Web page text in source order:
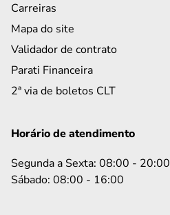
Carreiras
Mapa do site
Validador de contrato
Parati Financeira
2ª via de boletos CLT
Horário de atendimento
Segunda a Sexta: 08:00 - 20:00
Sábado: 08:00 - 16:00